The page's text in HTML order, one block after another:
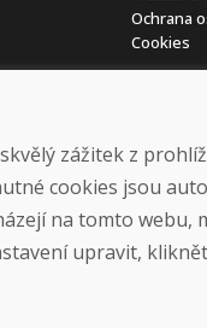
Ochrana
Cookies
© DOMIVOSPORT
DUFEKSOFT
zážitek z
cookies jsou
na tomto
upravit,